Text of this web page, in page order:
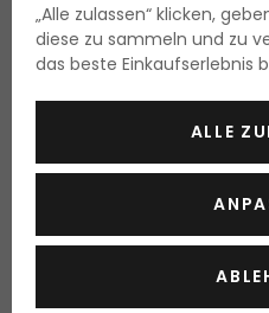
RevitaLash Volume
„Alle zulassen“ klicken,
diese zu sammeln und zu
das beste Einkaufserlebnis
ALLE